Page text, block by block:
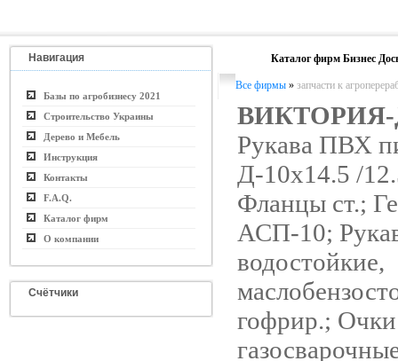
Навигация
Базы по агробизнесу 2021
Строительство Украины
Дерево и Мебель
Инструкция
Контакты
F.A.Q.
Каталог фирм
О компании
Счётчики
Каталог фирм Бизнес
Все фирмы » запчасти к
Рукава ПВХ
Д-10х14.5 /
Фланцы ст.;
АСП-10;
водостойкие,
гофрир.; Очки